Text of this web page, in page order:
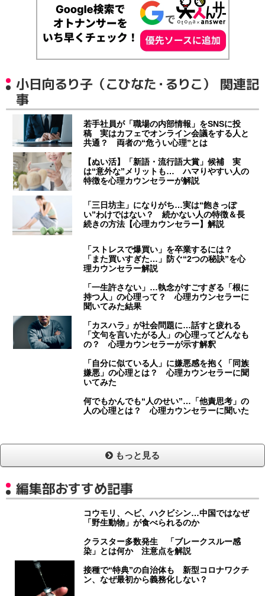
小日向るり子（こひなた・るりこ） 関連記
事
若手社員が「職場の内部情報」をSNSに投
稿 実はカフェでオンライン会議をする人と
共通？ 両者の“危うい心理”とは
【ぬい活】「新語・流行語大賞」候補 実
は“意外な”メリットも… ハマりやすい人の
特徴を心理カウンセラーが解説
「三日坊主」になりがち…実は“飽きっぽ
い”わけではない？ 続かない人の特徴＆長
続きの方法【心理カウンセラー】解説
「ストレスで爆買い」を卒業するには？
「また買いすぎた…」防ぐ“2つの秘訣”を心
理カウンセラー解説
「一生許さない」…執念がすごすぎる「根に
持つ人」の心理って？ 心理カウンセラーに
聞いてみた結果
「カスハラ」が社会問題に…話すと疲れる
「文句を言いたがる人」の心理ってどんなも
の？ 心理カウンセラーが示す解釈
「自分に似ている人」に嫌悪感を抱く「同族
嫌悪」の心理とは？ 心理カウンセラーに聞
いてみた
何でもかんでも“人のせい”…「他責思考」の
人の心理とは？ 心理カウンセラーに聞いた
もっと見る
編集部おすすめ記事
コウモリ、ヘビ、ハクビシン…中国ではなぜ
「野生動物」が食べられるのか
クラスター多数発生 「ブレークスルー感
染」とは何か 注意点を解説
接種で“特典”の自治体も 新型コロナワクチ
ン、なぜ最初から義務化しない？